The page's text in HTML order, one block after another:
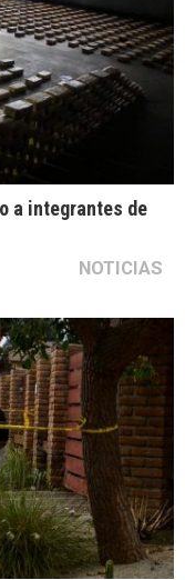
a integrantes de
NOTICIAS